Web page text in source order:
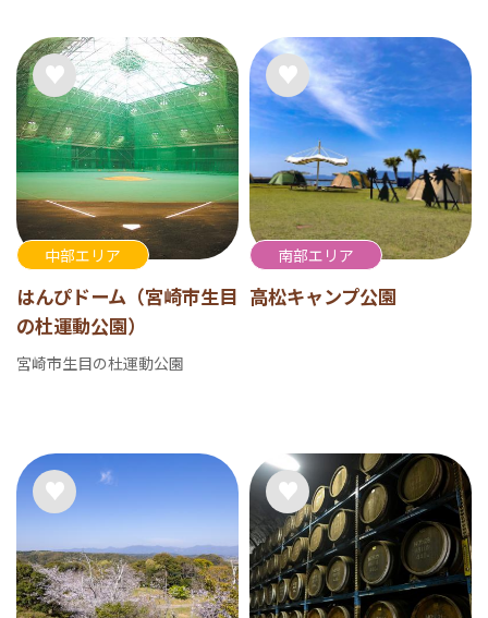
中部エリア
はんぴドーム（宮崎市生目
の杜運動公園）
宮崎市生目の杜運動公園
南部エリア
高松キャンプ公園